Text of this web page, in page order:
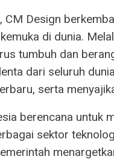
CM Design
di dunia.
tumbuh dan
dari seluruh
serta
berencana untuk
sektor